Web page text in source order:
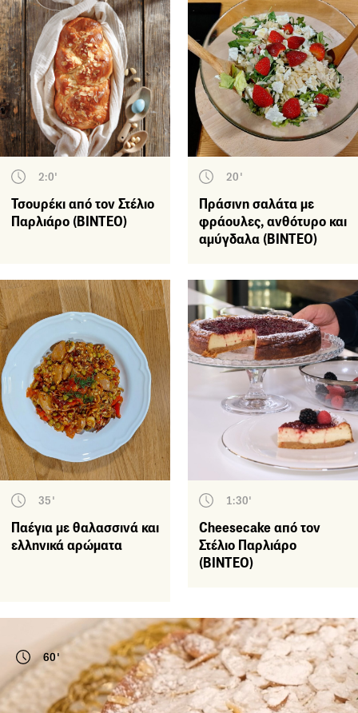
2:0'
Τσουρέκι από τον Στέλιο
Παρλιάρο (ΒΙΝΤΕΟ)
20'
Πράσινη σαλάτα με
φράουλες, ανθότυρο και
αμύγδαλα (BINTEO)
35'
Παέγια με θαλασσινά και
ελληνικά αρώματα
1:30'
Cheesecake από τον
Στέλιο Παρλιάρο
(ΒΙΝΤΕΟ)
60'